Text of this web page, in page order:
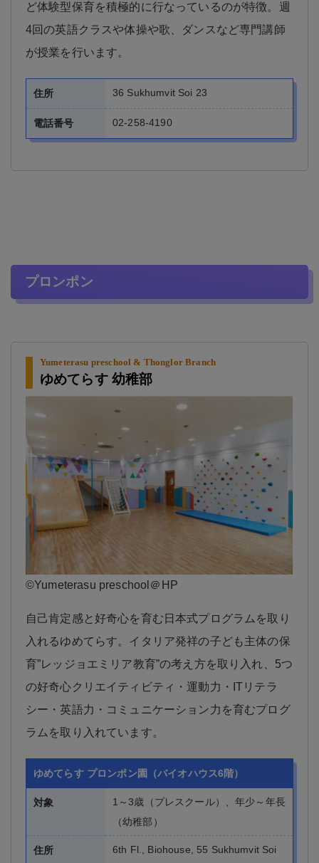
ど体験型保育を積極的に行なっているのが特徴。週
4回の英語クラスや体操や歌、ダンスなど専門講師
が授業を行います。
住所 36 Sukhumvit Soi 23
電話番号 02-258-4190
プロンポン
Yumeterasu preschool & Thonglor Branch
ゆめてらす 幼稚部
©️Yumeterasu preschool＠HP
自己肯定感と好奇心を育む日本式プログラムを取り
入れるゆめてらす。イタリア発祥の子ども主体の保
育”レッジョエミリア教育”の考え方を取り入れ、5つ
の好奇心クリエイティビティ・運動力・ITリテラ
シー・英語力・コミュニケーション力を育むプログ
ラムを取り入れています。
ゆめてらす プロンポン園（バイオハウス6階）
対象
1～3歳（プレスクール）、年少～年長
（幼稚部）
住所
6th Fl., Biohouse, 55 Sukhumvit Soi